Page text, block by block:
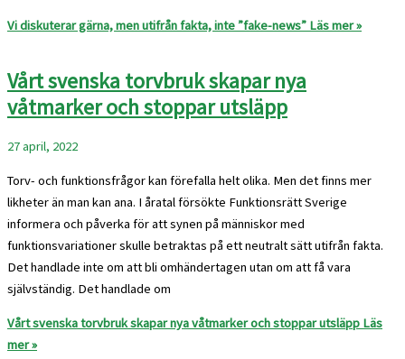
Vi diskuterar gärna, men utifrån fakta, inte ”fake-news” Läs mer »
Vårt svenska torvbruk skapar nya
våtmarker och stoppar utsläpp
27 april, 2022
Torv- och funktionsfrågor kan förefalla helt olika. Men det finns mer
likheter än man kan ana. I åratal försökte Funktionsrätt Sverige
informera och påverka för att synen på människor med
funktionsvariationer skulle betraktas på ett neutralt sätt utifrån fakta.
Det handlade inte om att bli omhändertagen utan om att få vara
självständig. Det handlade om
Vårt svenska torvbruk skapar nya våtmarker och stoppar utsläpp Läs
mer »